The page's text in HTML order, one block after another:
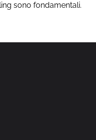
sono fondamentali.